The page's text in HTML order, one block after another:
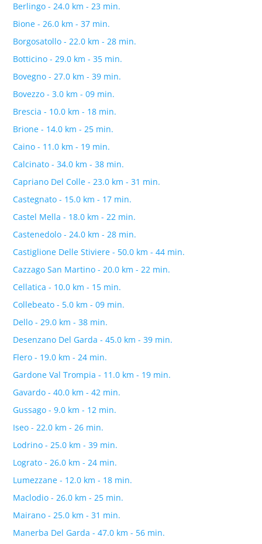
Berlingo - 24.0 km - 23 min.
Bione - 26.0 km - 37 min.
Borgosatollo - 22.0 km - 28 min.
Botticino - 29.0 km - 35 min.
Bovegno - 27.0 km - 39 min.
Bovezzo - 3.0 km - 09 min.
Brescia - 10.0 km - 18 min.
Brione - 14.0 km - 25 min.
Caino - 11.0 km - 19 min.
Calcinato - 34.0 km - 38 min.
Capriano Del Colle - 23.0 km - 31 min.
Castegnato - 15.0 km - 17 min.
Castel Mella - 18.0 km - 22 min.
Castenedolo - 24.0 km - 28 min.
Castiglione Delle Stiviere - 50.0 km - 44 min.
Cazzago San Martino - 20.0 km - 22 min.
Cellatica - 10.0 km - 15 min.
Collebeato - 5.0 km - 09 min.
Dello - 29.0 km - 38 min.
Desenzano Del Garda - 45.0 km - 39 min.
Flero - 19.0 km - 24 min.
Gardone Val Trompia - 11.0 km - 19 min.
Gavardo - 40.0 km - 42 min.
Gussago - 9.0 km - 12 min.
Iseo - 22.0 km - 26 min.
Lodrino - 25.0 km - 39 min.
Lograto - 26.0 km - 24 min.
Lumezzane - 12.0 km - 18 min.
Maclodio - 26.0 km - 25 min.
Mairano - 25.0 km - 31 min.
Manerba Del Garda - 47.0 km - 56 min.